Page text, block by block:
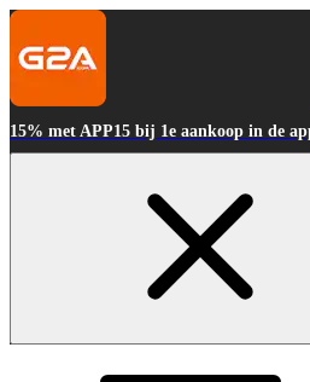
15% met APP15 bij 1e aankoop in de